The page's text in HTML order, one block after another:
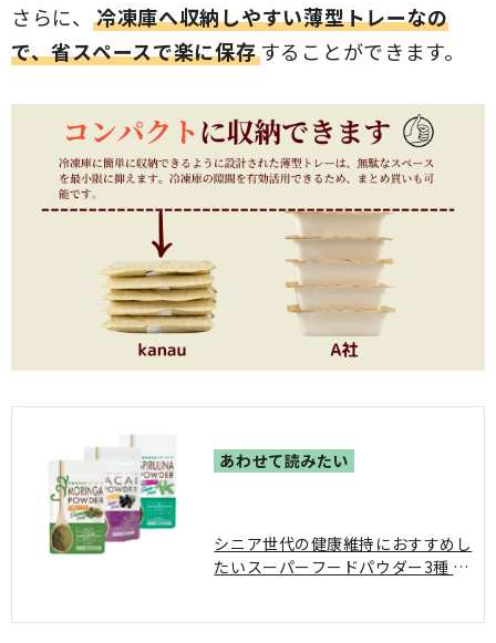
さらに、
冷凍庫へ収納しやすい薄型トレーなの
で、省スペースで楽に保存することができます。
シニア世代の健康維持におすすめし
たいスーパーフードパウダー3種 シ